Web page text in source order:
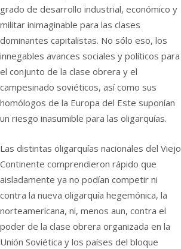
grado de desarrollo industrial, económico y
militar inimaginable para las clases
dominantes capitalistas. No sólo eso, los
innegables avances sociales y políticos para
el conjunto de la clase obrera y el
campesinado soviéticos, así como sus
homólogos de la Europa del Este suponían
un riesgo inasumible para las oligarquías.
Las distintas oligarquías nacionales del Viejo
Continente comprendieron rápido que
aisladamente ya no podían competir ni
contra la nueva oligarquía hegemónica, la
norteamericana, ni, menos aun, contra el
poder de la clase obrera organizada en la
Unión Soviética y los países del bloque